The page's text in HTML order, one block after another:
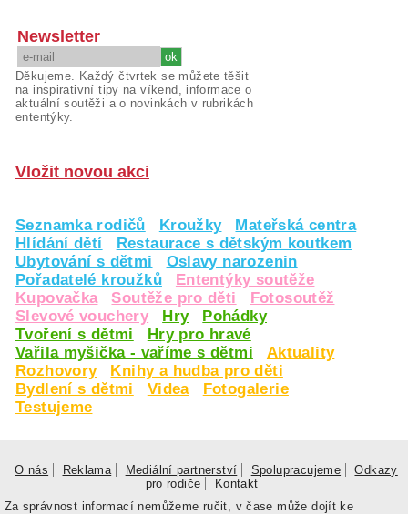
Newsletter
Děkujeme. Každý čtvrtek se můžete těšit
na inspirativní tipy na víkend, informace o
aktuální soutěži a o novinkách v rubrikách
ententýky.
Vložit novou akci
Seznamka rodičů Kroužky
Mateřská centra
Hlídání dětí
Restaurace s dětským koutkem
Ubytování s dětmi
Oslavy narozenin
Pořadatelé kroužků
Ententýky soutěže
Kupovačka
Soutěže pro děti
Fotosoutěž
Slevové vouchery
Hry
Pohádky
Tvoření s dětmi
Hry pro hravé
Vařila myšička - vaříme s dětmi
Aktuality
Rozhovory
Knihy a hudba pro děti
Bydlení s dětmi
Videa
Fotogalerie
Testujeme
O nás Reklama Mediální partnerství Spolupracujeme
Odkazy
pro rodiče
Kontakt
Za správnost informací nemůžeme ručit, v čase může dojít ke